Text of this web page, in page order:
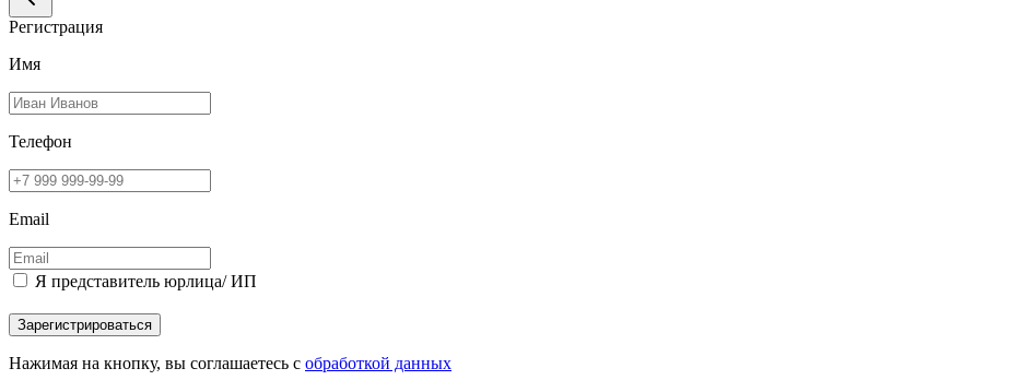
Регистрация
Имя
Телефон
Email
Я представитель юрлица/ ИП
Зарегистрироваться
Нажимая на кнопку, вы соглашаетесь с обработкой данных